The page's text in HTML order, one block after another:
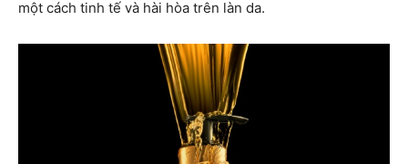
một cách tinh tế và hài hòa trên làn da.